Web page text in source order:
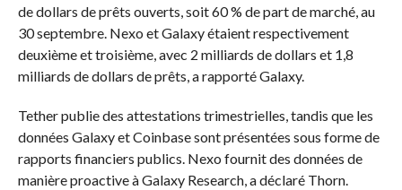
de dollars de prêts ouverts, soit 60 % de part de marché, au
30 septembre. Nexo et Galaxy étaient respectivement
deuxième et troisième, avec 2 milliards de dollars et 1,8
milliards de dollars de prêts, a rapporté Galaxy.
Tether publie des attestations trimestrielles, tandis que les
données Galaxy et Coinbase sont présentées sous forme de
rapports financiers publics. Nexo fournit des données de
manière proactive à Galaxy Research, a déclaré Thorn.